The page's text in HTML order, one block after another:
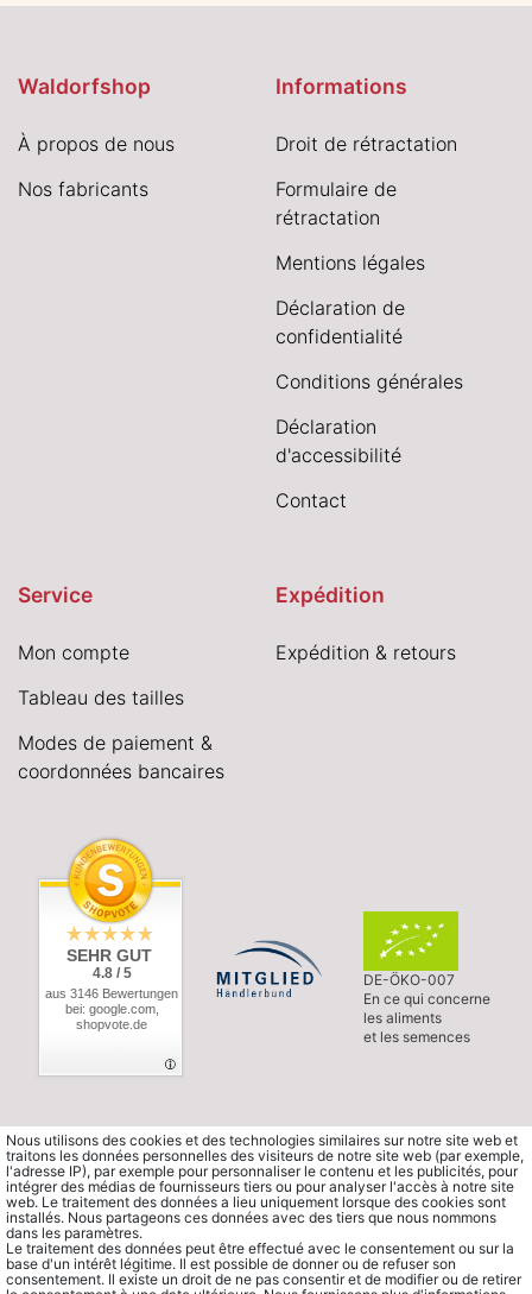
Waldorfshop
À propos de nous
Nos fabricants
Informations
Droit de rétractation
Formulaire de
rétractation
Mentions légales
Déclaration de
confidentialité
Conditions générales
Déclaration
d'accessibilité
Contact
Service
Mon compte
Tableau des tailles
Modes de paiement &
coordonnées bancaires
Expédition
Expédition & retours
SEHR GUT
4.8 / 5
aus 3146 Bewertungen
bei: google.com,
shopvote.de
DE-ÖKO-007
En ce qui concerne
les aliments
et les semences
Nous utilisons des cookies et des technologies similaires sur notre site web et
traitons les données personnelles des visiteurs de notre site web (par exemple,
l'adresse IP), par exemple pour personnaliser le contenu et les publicités, pour
intégrer des médias de fournisseurs tiers ou pour analyser l'accès à notre site
web. Le traitement des données a lieu uniquement lorsque des cookies sont
installés. Nous partageons ces données avec des tiers que nous nommons
dans les paramètres.
Le traitement des données peut être effectué avec le consentement ou sur la
base d'un intérêt légitime. Il est possible de donner ou de refuser son
consentement. Il existe un droit de ne pas consentir et de modifier ou de retirer